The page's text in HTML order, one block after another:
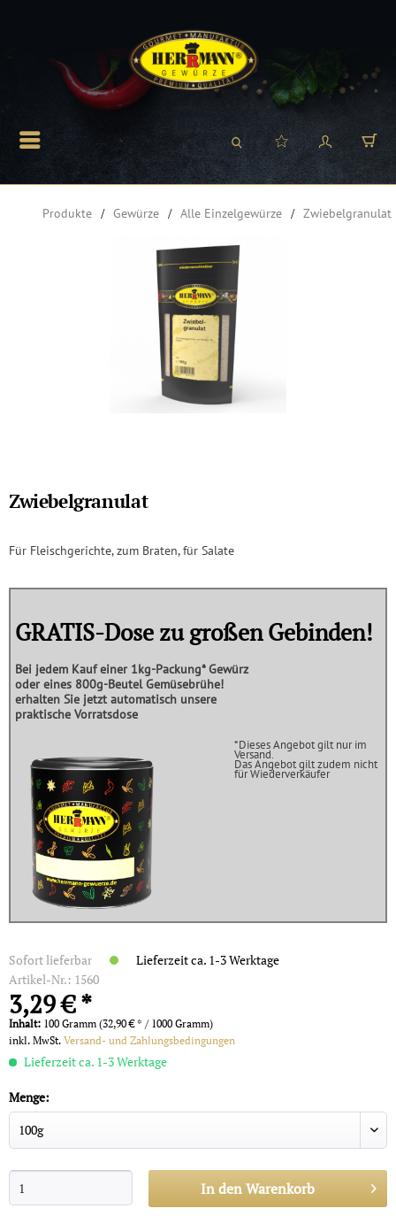
Produkte Gewürze Alle Einzelgewürze Zwiebelgranulat
Zwiebelgranulat
Für Fleischgerichte, zum Braten, für Salate
GRATIS-Dose zu großen Gebinden!
Bei jedem Kauf einer 1kg-Packung*Gewürz
oder eines 800g-Beutel Gemüsebrühe!
erhalten Sie jetzt automatisch unsere
praktische Vorratsdose
*Dieses Angebot gilt nur im
Versand.
Das Angebot gilt zudem nicht
für Wiederverkäufer
Sofort lieferbar
Lieferzeit ca. 1-3 Werktage
Artikel-Nr.: 1560
3,29 € *
Inhalt: 100 Gramm (32,90 € * / 1000 Gramm)
inkl. MwSt. Versand- und Zahlungsbedingungen
Lieferzeit ca. 1-3 Werktage
Menge:
In denWarenkorb